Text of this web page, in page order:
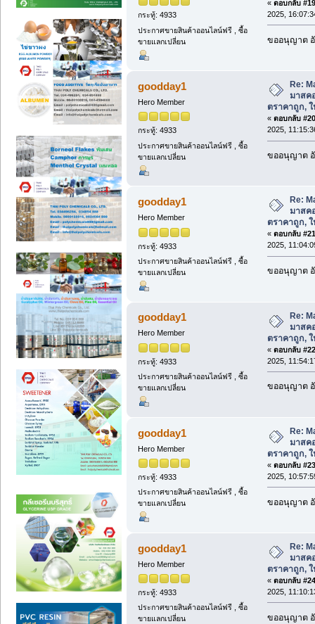
กระทู้: 4933
ประกาศขายสินค้าออนไลน์ฟรี , ซื้อ
ขายแลกเปลี่ยน
« ตอบกลับ
2025,
ขออนุญาต
goodday1
Hero Member
กระทู้: 4933
ประกาศขายสินค้าออนไลน์ฟรี , ซื้อ
ขายแลกเปลี่ยน
Re:
มาสค
ตราคาถูก,
« ตอบกลับ
2025,
ขออนุญาต
goodday1
Hero Member
กระทู้: 4933
ประกาศขายสินค้าออนไลน์ฟรี , ซื้อ
ขายแลกเปลี่ยน
Re:
มาสค
ตราคาถูก,
« ตอบกลับ
2025,
ขออนุญาต
goodday1
Hero Member
กระทู้: 4933
ประกาศขายสินค้าออนไลน์ฟรี , ซื้อ
ขายแลกเปลี่ยน
Re:
มาสค
ตราคาถูก,
« ตอบกลับ
2025,
ขออนุญาต
goodday1
Hero Member
กระทู้: 4933
ประกาศขายสินค้าออนไลน์ฟรี , ซื้อ
ขายแลกเปลี่ยน
Re:
มาสค
ตราคาถูก,
« ตอบกลับ
2025,
ขออนุญาต
goodday1
Hero Member
กระทู้: 4933
ประกาศขายสินค้าออนไลน์ฟรี , ซื้อ
ขายแลกเปลี่ยน
Re:
มาสค
ตราคาถูก,
« ตอบกลับ
2025,
ขออนุญาต